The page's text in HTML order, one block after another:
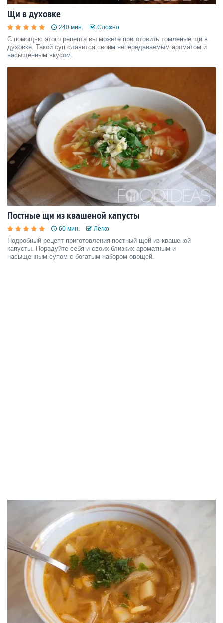
Щи в духовке
240 мин. Сложно
С помощью этого рецепта вы можете приготовить томленые щи в
духовке. Такой суп славится своим непередаваемым ароматом и
насыщенным вкусом.
Постные щи из квашеной капусты
60 мин. Легко
Подробный рецепт приготовления постный щей из квашеной
капусты. Порадуйте себя и своих близких ароматным и
насыщенным супом с богатым набором овощей.